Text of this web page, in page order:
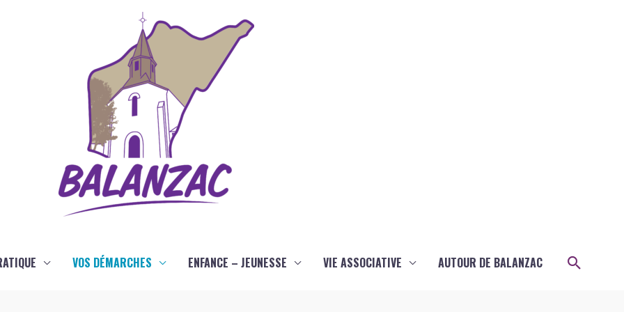
VOS DÉMARCHES ENFANCE – JEUNESSE VIE ASSOCIATIVE AUTOUR DE BALANZAC